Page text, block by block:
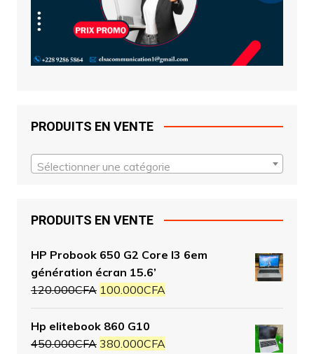
PRODUITS EN VENTE
Sélectionner une catégorie
PRODUITS EN VENTE
HP Probook 650 G2 Core I3 6em
génération écran 15.6’
120.000CFA 100.000CFA
Hp elitebook 860 G10
450.000CFA 380.000CFA